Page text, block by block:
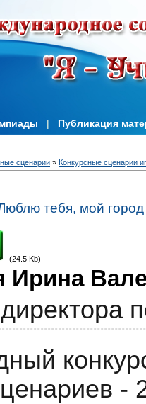
| Публикация
сценарии » Конкурсные сценарии
тебя, мой
(24.5 Kb)
Ирина
-